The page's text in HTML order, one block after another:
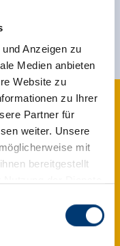
Anzeigen zu
Medien anbieten
Website zu
zu Ihrer
Partner für
weiter. Unsere
mit
bereitgestellt